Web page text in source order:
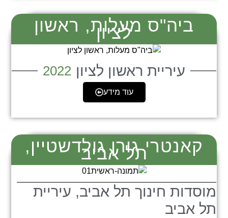
ביה"ס מעלות, ראשון
לציון
עיריית ראשון לציון 2022
עוד מידע
קאנטרי גורן גולדשטיין,
תל אביב
מוסדות חינוך תל אביב, עיריית
תל אביב